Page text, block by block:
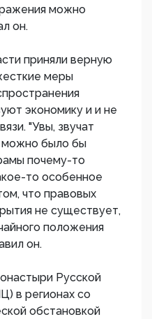
можно
он.
приняли верную
меры
экономику и и не
"Увы, звучат
можно было бы
почему-то
то особенное
что правовых
не существует,
положения
он.
Русской
в регионах со
обстановкой